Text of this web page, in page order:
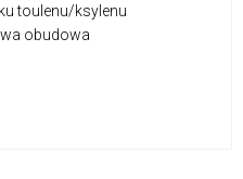
toulenu/ksylenu
obudowa